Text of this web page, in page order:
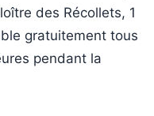
des Récollets, 1
gratuitement tous
pendant la